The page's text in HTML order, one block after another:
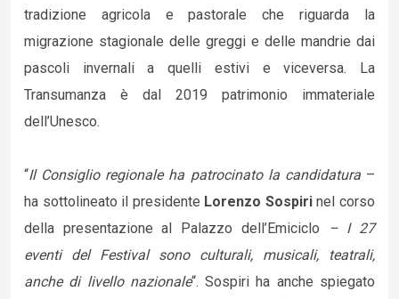
tradizione agricola e pastorale che riguarda la
migrazione stagionale delle greggi e delle mandrie dai
pascoli invernali a quelli estivi e viceversa. La
Transumanza è dal 2019 patrimonio immateriale
dell’Unesco.
“Il Consiglio regionale ha patrocinato la candidatura –
ha sottolineato il presidente Lorenzo Sospirinel corso
della presentazione al Palazzo dell’Emiciclo – I 27
eventi del Festival sono culturali, musicali, teatrali,
anche di livello nazionale“. Sospiri ha anche spiegato